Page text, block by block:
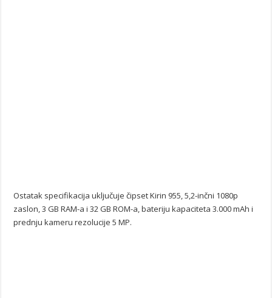
Ostatak specifikacija uključuje čipset Kirin 955, 5,2-inčni 1080p
zaslon, 3 GB RAM-a i 32 GB ROM-a, bateriju kapaciteta 3.000 mAh i
prednju kameru rezolucije 5 MP.